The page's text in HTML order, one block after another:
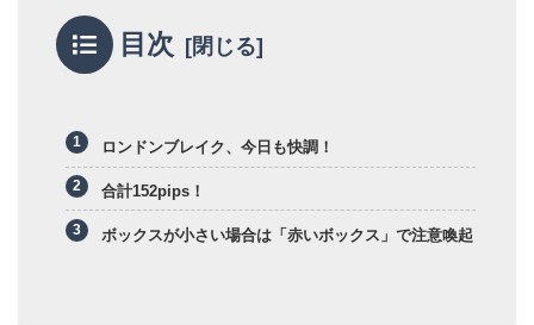
目次
ロンドンブレイク、今日も快調！
合計152pips！
ボックスが小さい場合は「赤いボックス」で注意喚起